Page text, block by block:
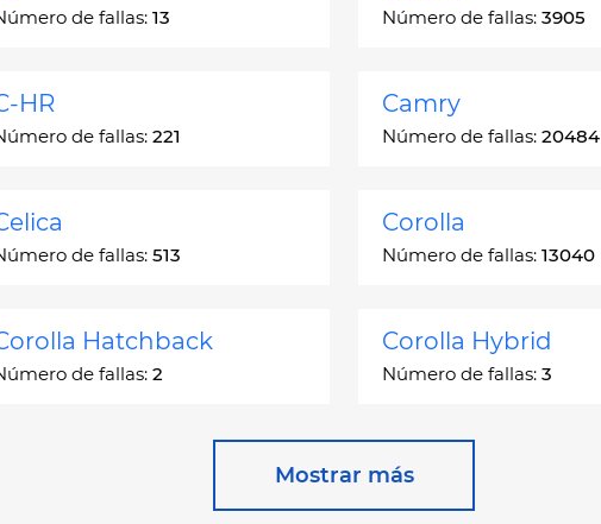
de fallas: 13 Número de fallas: 3905
HR
de fallas: 221
Camry
Número de fallas: 20484
de fallas: 513
Corolla
Número de fallas: 13040
Hatchback
de fallas: 2
Corolla Hybrid
Número de fallas: 3
Cressida
Mostrar más